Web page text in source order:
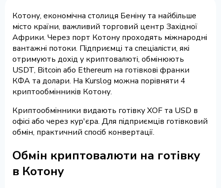
Котону, економічна столиця Беніну та найбільше
місто країни, важливий торговий центр Західної
Африки. Через порт Котону проходять міжнародні
вантажні потоки. Підприємці та спеціалісти, які
отримують дохід у криптовалюті, обмінюють
USDT, Bitcoin або Ethereum на готівкові франки
КФА та долари. На Kurslog можна порівняти 4
криптообмінників Котону.
Криптообмінники видають готівку XOF та USD в
офісі або через кур'єра. Для підприємців готівковий
обмін, практичний спосіб конвертації.
Обмін криптовалюти на готівку
в Котону